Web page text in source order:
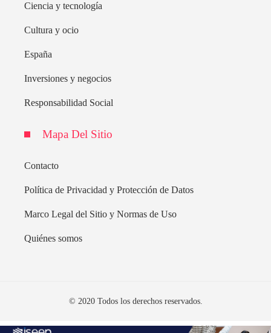
Ciencia y tecnología
Cultura y ocio
España
Inversiones y negocios
Responsabilidad Social
Mapa Del Sitio
Contacto
Política de Privacidad y Protección de Datos
Marco Legal del Sitio y Normas de Uso
Quiénes somos
© 2020 Todos los derechos reservados.